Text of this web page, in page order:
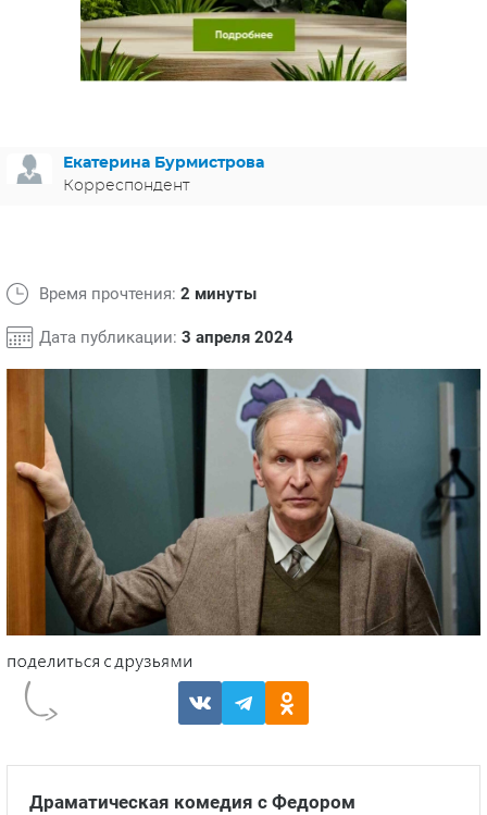
МЕЛОДРАМЫ
ИСПАНИЯ
ФРАНЦИЯ
СВЕТСКИЕ НОВОСТИ
Екатерина Бурмистрова
Корреспондент
Время прочтения: 2 минуты
Дата публикации: 3 апреля 2024
Драматическая комедия с Федором